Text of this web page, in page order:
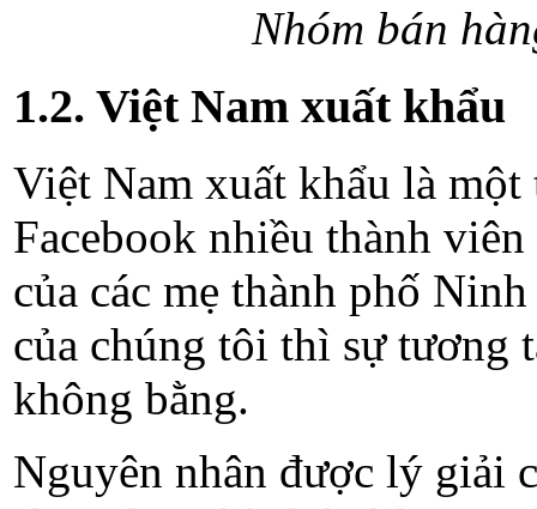
Nhóm bán
1.2. Việt Nam xuất khẩu
Việt Nam xuất khẩu là
Facebook nhiều thành
của các mẹ thành phố
của chúng tôi thì sự tương
không bằng.
Nguyên nhân được lý giải